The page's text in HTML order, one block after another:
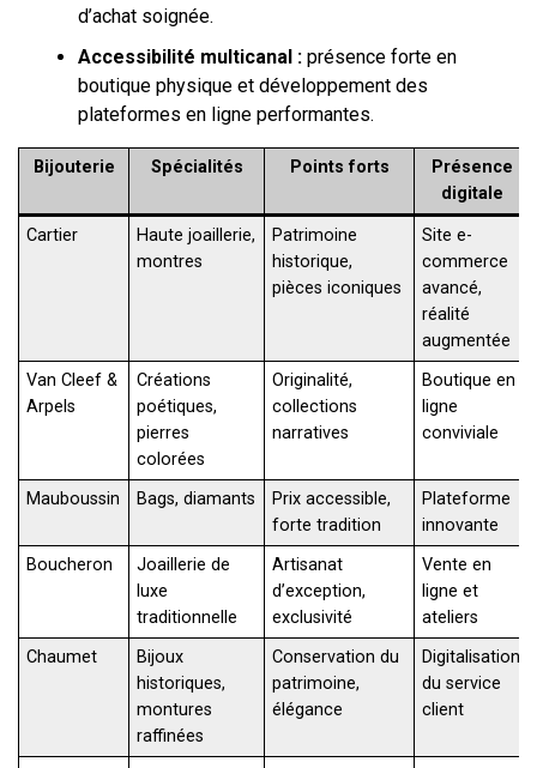
d’achat soignée.
Accessibilité multicanal : présence forte en
boutique physique et développement des
plateformes en ligne performantes.
Bijouterie Spécialités Points forts
Présence
digitale
Cartier
Haute joaillerie,
montres
Patrimoine
historique,
pièces iconiques
Site e-
commerce
avancé,
réalité
augmentée
Van Cleef &
Arpels
Créations
poétiques,
pierres
colorées
Originalité,
collections
narratives
Boutique en
ligne
conviviale
Mauboussin Bags, diamants
Prix accessible,
forte tradition
Plateforme
innovante
Boucheron
Joaillerie de
luxe
traditionnelle
Artisanat
d’exception,
exclusivité
Vente en
ligne et
ateliers
Chaumet
Bijoux
historiques,
montures
raffinées
Conservation du
patrimoine,
élégance
Digitalisation
du service
client